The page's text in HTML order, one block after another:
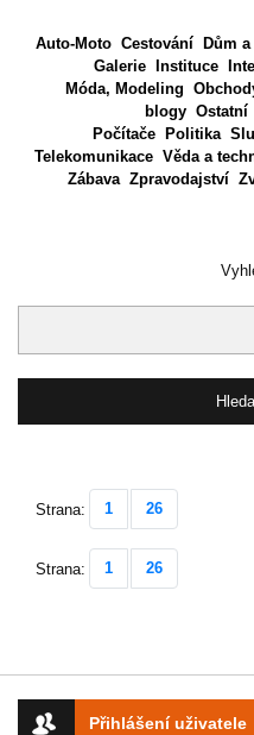
Přihlášení uživatele
Auto-Moto Cestování Dům
Galerie
Instituce
Móda, Modeling
blogy Ostatní
Počítače
Politika
Telekomunikace Věda a
Zábava Zpravodajství
Strana: 1 26
Strana: 1 26